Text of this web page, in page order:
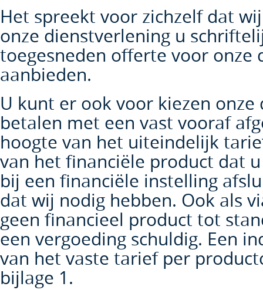
Het spreekt voor zichzelf dat
onze dienstverlening u
toegesneden offerte voor onze
aanbieden.
U kunt er ook voor kiezen
betalen met een vast vooraf
hoogte van het uiteindelijk
van het financiële product dat
bij een financiële instelling
dat wij nodig hebben. Ook als
geen financieel product tot
een vergoeding schuldig. Een
van het vaste tarief per
bijlage 1.